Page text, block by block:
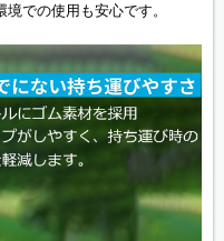
での使用も安心です。